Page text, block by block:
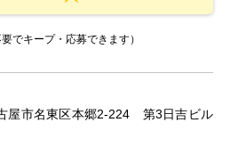
要でキープ・応募できます）
屋市名東区本郷2-224 第3日吉ビル